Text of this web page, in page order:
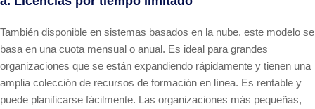
También disponible en sistemas basados en la nube, este modelo se
basa en una cuota mensual o anual. Es ideal para grandes
organizaciones que se están expandiendo rápidamente y tienen una
amplia colección de recursos de formación en línea. Es rentable y
puede planificarse fácilmente. Las organizaciones más pequeñas,